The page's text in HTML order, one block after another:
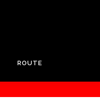
ROUTE